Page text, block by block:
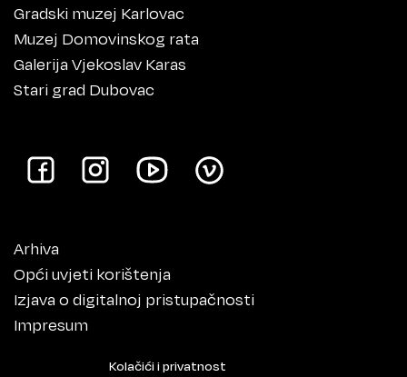
Gradski muzej Karlovac
Muzej Domovinskog rata
Galerija Vjekoslav Karas
Stari grad Dubovac
Arhiva
Opći uvjeti korištenja
Izjava o digitalnoj pristupačnosti
Impresum
Kolačići i privatnost